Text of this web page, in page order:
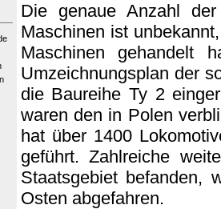
Die genaue Anzahl
Maschinen ist
Maschinen gehandelt
Umzeichnungsplan der
die Baureihe Ty 2
waren den in Polen
hat über 1400
geführt. Zahlreiche
Staatsgebiet befanden,
Osten abgefahren.